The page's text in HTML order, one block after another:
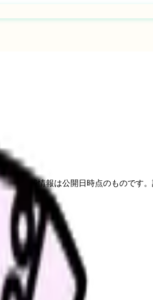
。掲載情報は公開日時点のものです